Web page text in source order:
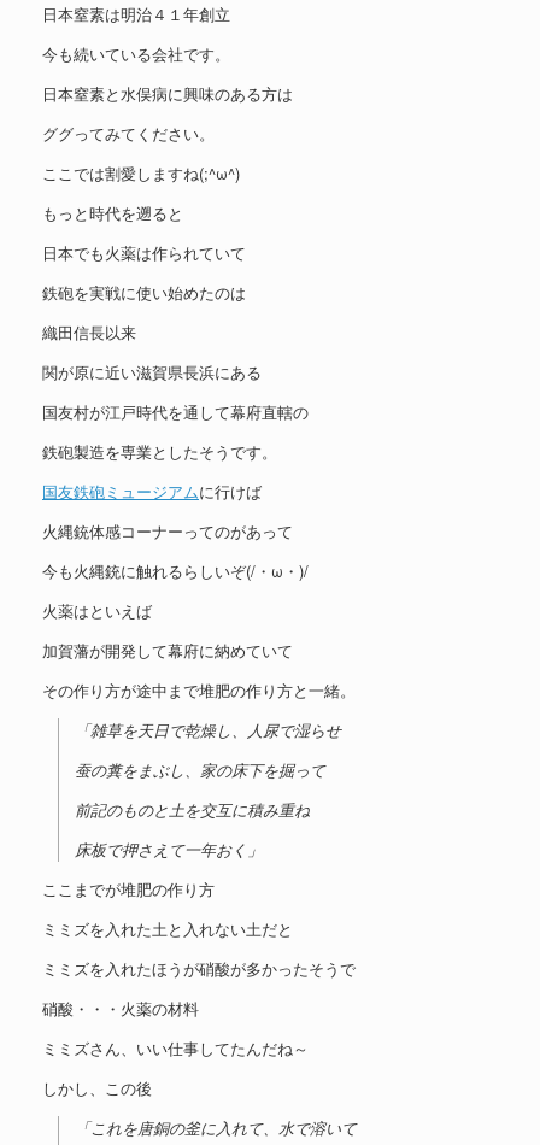
日本窒素は明治４１年創立
今も続いている会社です。
日本窒素と水俣病に興味のある方は
ググってみてください。
ここでは割愛しますね(;^ω^)
もっと時代を遡ると
日本でも火薬は作られていて
鉄砲を実戦に使い始めたのは
織田信長以来
関が原に近い滋賀県長浜にある
国友村が江戸時代を通して幕府直轄の
鉄砲製造を専業としたそうです。
国友鉄砲ミュージアムに行けば
火縄銃体感コーナーってのがあって
今も火縄銃に触れるらしいぞ(/・ω・)/
火薬はといえば
加賀藩が開発して幕府に納めていて
その作り方が途中まで堆肥の作り方と一緒。
「雑草を天日で乾燥し、人尿で湿らせ
蚕の糞をまぶし、家の床下を掘って
前記のものと土を交互に積み重ね
床板で押さえて一年おく」
ここまでが堆肥の作り方
ミミズを入れた土と入れない土だと
ミミズを入れたほうが硝酸が多かったそうで
硝酸・・・火薬の材料
ミミズさん、いい仕事してたんだね～
しかし、この後
「これを唐銅の釜に入れて、水で溶いて